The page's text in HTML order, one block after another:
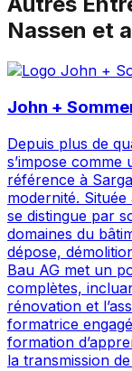
Nassen et
John +
Depuis plus de
s’impose
référence à
modernité.
se distingue par
domaines du
dépose,
Bau AG met un
complètes,
rénovation et
formatrice
formation
la transmission